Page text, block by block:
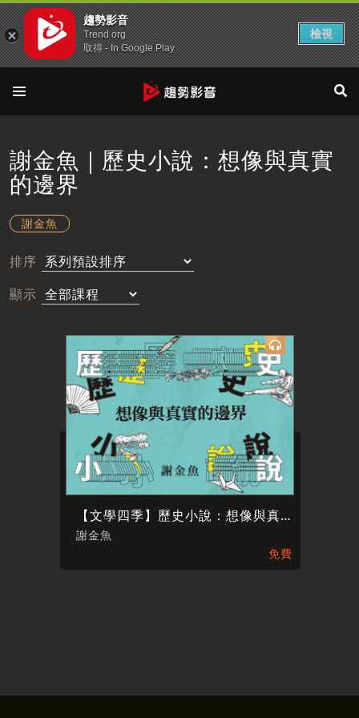
謝金魚｜歷史小說：想像與真實
的邊界
謝金魚
排序
顯示
【文學四季】歷史小說：想像與真實的邊界
謝金魚
免費
趨勢影音
Trend org
取得 - In Google Play
檢視